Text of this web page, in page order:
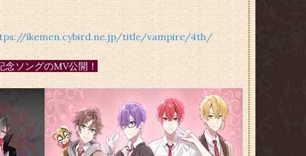
ikemen.cybird.ne.jp/title/vampire/4th/
ソングのMV公開！